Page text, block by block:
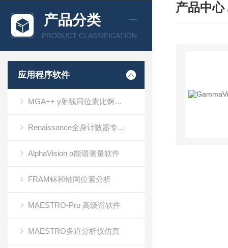
产品分类
PRODUCT CLASSIFICATION
应用程序软件
MGA++ γ射线同位素比锕系元素分析
Renaissance全身计数器专用软件
AlphaVision α能谱测量软件
FRAM钚和铀同位素分析
MAESTRO-Pro 高级谱软件
MAESTRO多道分析仪仿真
产品中心